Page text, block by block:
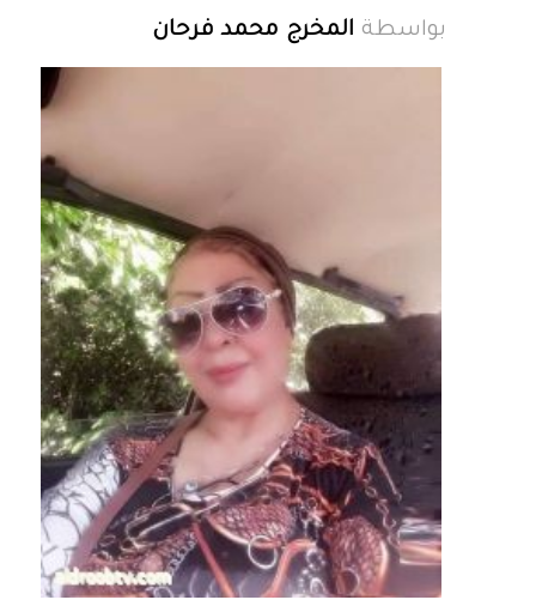
بواسطة المخرج محمد فرحان